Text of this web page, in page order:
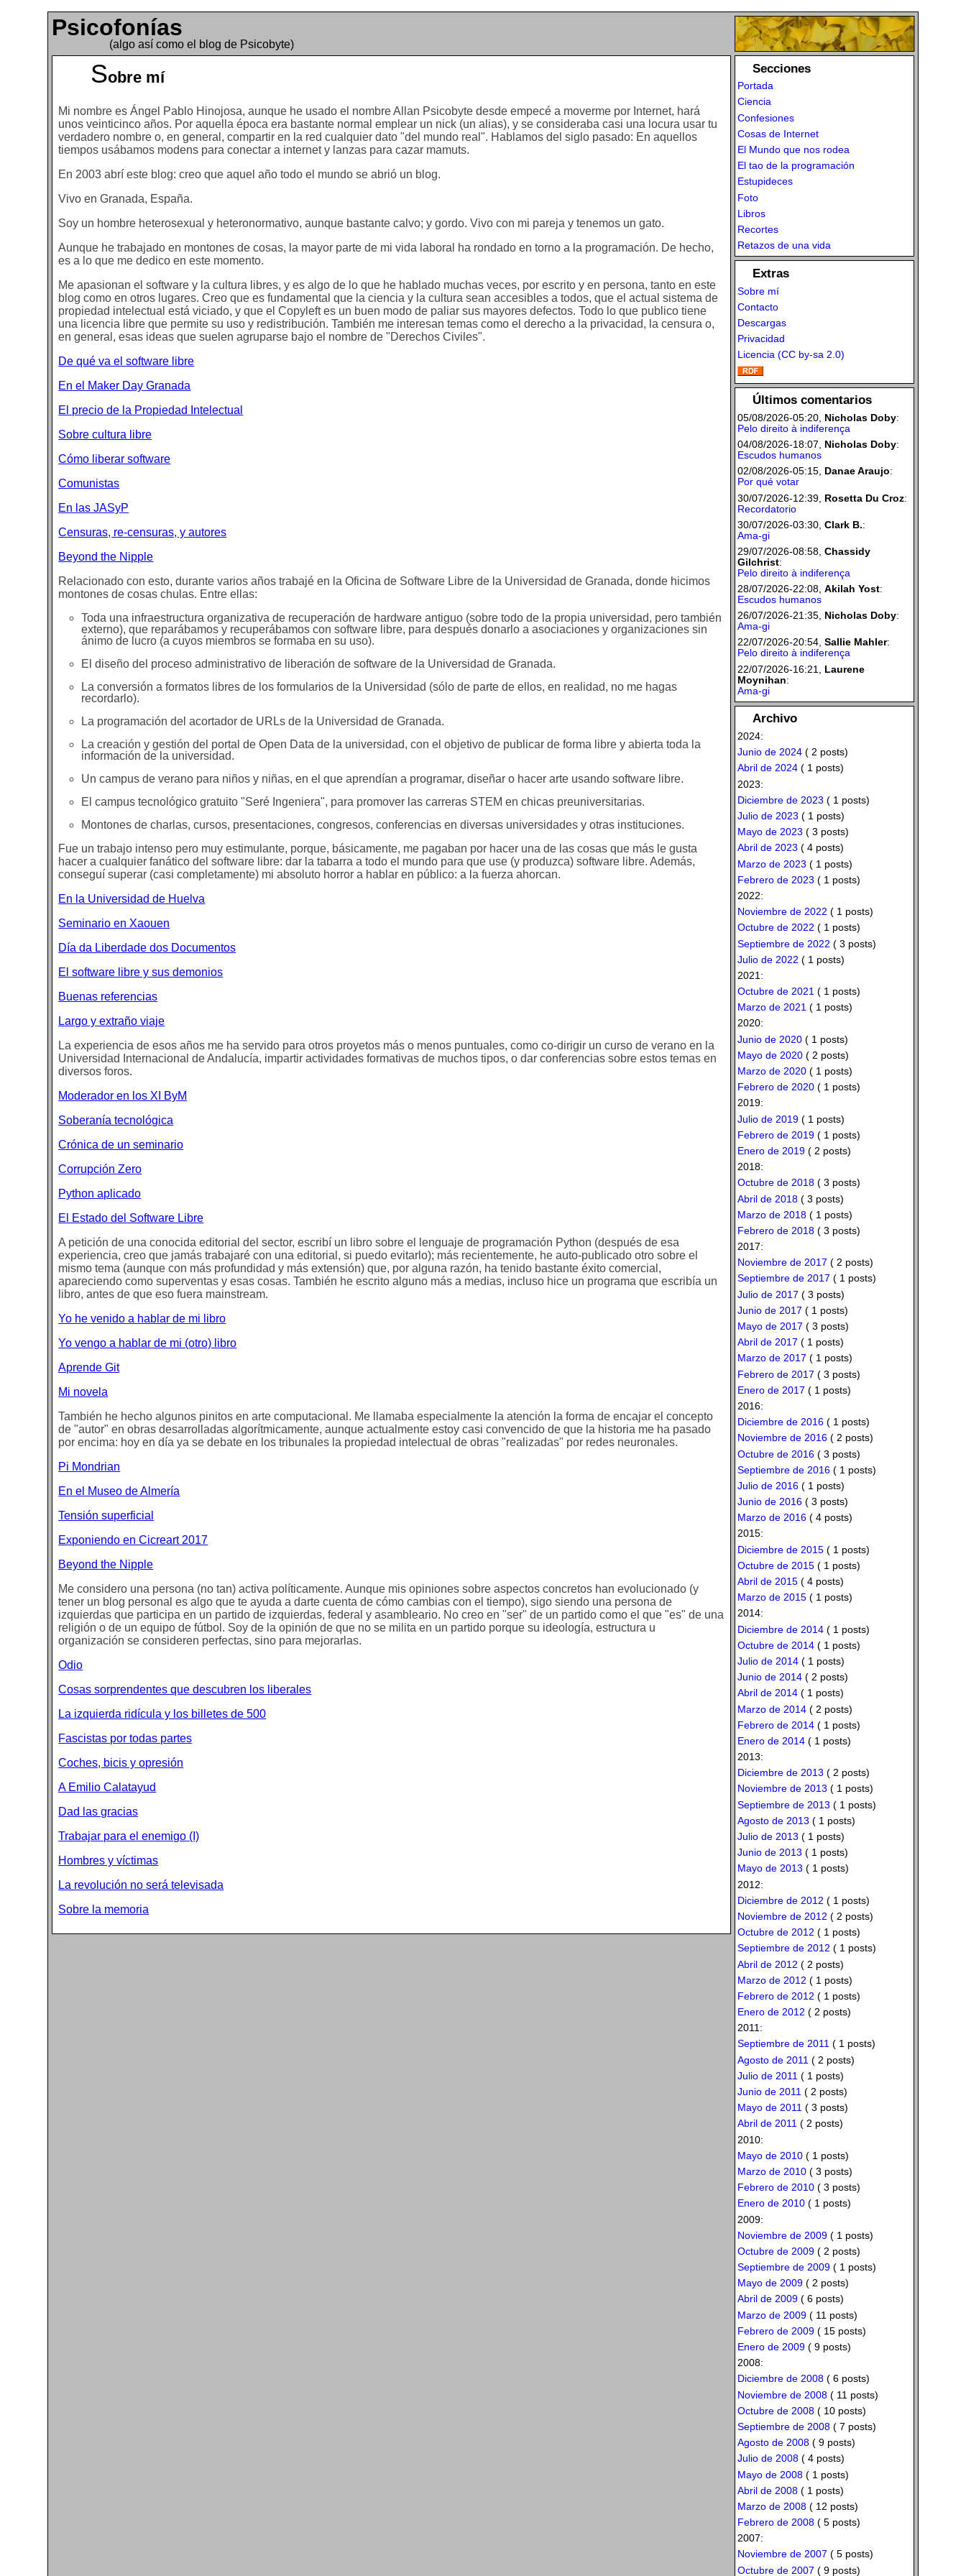
Psicofonías
(algo así como el blog de Psicobyte)
Sobre mí
Mi nombre es Ángel Pablo Hinojosa, aunque he usado el nombre Allan Psicobyte desde empecé a moverme por Internet, hará
unos veinticinco años. Por aquella época era bastante normal emplear un nick (un alias), y se consideraba casi una locura usar tu
verdadero nombre o, en general, compartir en la red cualquier dato "del mundo real". Hablamos del siglo pasado: En aquellos
tiempos usábamos modens para conectar a internet y lanzas para cazar mamuts.
En 2003 abrí este blog: creo que aquel año todo el mundo se abrió un blog.
Vivo en Granada, España.
Soy un hombre heterosexual y heteronormativo, aunque bastante calvo; y gordo. Vivo con mi pareja y tenemos un gato.
Aunque he trabajado en montones de cosas, la mayor parte de mi vida laboral ha rondado en torno a la programación. De hecho,
es a lo que me dedico en este momento.
Me apasionan el software y la cultura libres, y es algo de lo que he hablado muchas veces, por escrito y en persona, tanto en este
blog como en otros lugares. Creo que es fundamental que la ciencia y la cultura sean accesibles a todos, que el actual sistema de
propiedad intelectual está viciado, y que el Copyleft es un buen modo de paliar sus mayores defectos. Todo lo que publico tiene
una licencia libre que permite su uso y redistribución. También me interesan temas como el derecho a la privacidad, la censura o,
en general, esas ideas que suelen agruparse bajo el nombre de "Derechos Civiles".
De qué va el software libre
En el Maker Day Granada
El precio de la Propiedad Intelectual
Sobre cultura libre
Cómo liberar software
Comunistas
En las JASyP
Censuras, re-censuras, y autores
Beyond the Nipple
Relacionado con esto, durante varios años trabajé en la Oficina de Software Libre de la Universidad de Granada, donde hicimos
montones de cosas chulas. Entre ellas:
Toda una infraestructura organizativa de recuperación de hardware antiguo (sobre todo de la propia universidad, pero también
externo), que reparábamos y recuperábamos con software libre, para después donarlo a asociaciones y organizaciones sin
ánimo de lucro (a cuyos miembros se formaba en su uso).
El diseño del proceso administrativo de liberación de software de la Universidad de Granada.
La conversión a formatos libres de los formularios de la Universidad (sólo de parte de ellos, en realidad, no me hagas
recordarlo).
La programación del acortador de URLs de la Universidad de Granada.
La creación y gestión del portal de Open Data de la universidad, con el objetivo de publicar de forma libre y abierta toda la
información de la universidad.
Un campus de verano para niños y niñas, en el que aprendían a programar, diseñar o hacer arte usando software libre.
El campus tecnológico gratuito "Seré Ingeniera", para promover las carreras STEM en chicas preuniversitarias.
Montones de charlas, cursos, presentaciones, congresos, conferencias en diversas universidades y otras instituciones.
Fue un trabajo intenso pero muy estimulante, porque, básicamente, me pagaban por hacer una de las cosas que más le gusta
hacer a cualquier fanático del software libre: dar la tabarra a todo el mundo para que use (y produzca) software libre. Además,
conseguí superar (casi completamente) mi absoluto horror a hablar en público: a la fuerza ahorcan.
En la Universidad de Huelva
Seminario en Xaouen
Día da Liberdade dos Documentos
El software libre y sus demonios
Buenas referencias
Largo y extraño viaje
La experiencia de esos años me ha servido para otros proyetos más o menos puntuales, como co-dirigir un curso de verano en la
Universidad Internacional de Andalucía, impartir actividades formativas de muchos tipos, o dar conferencias sobre estos temas en
diversos foros.
Moderador en los XI ByM
Soberanía tecnológica
Crónica de un seminario
Corrupción Zero
Python aplicado
El Estado del Software Libre
A petición de una conocida editorial del sector, escribí un libro sobre el lenguaje de programación Python (después de esa
experiencia, creo que jamás trabajaré con una editorial, si puedo evitarlo); más recientemente, he auto-publicado otro sobre el
mismo tema (aunque con más profundidad y más extensión) que, por alguna razón, ha tenido bastante éxito comercial,
apareciendo como superventas y esas cosas. También he escrito alguno más a medias, incluso hice un programa que escribía un
libro, antes de que eso fuera mainstream.
Yo he venido a hablar de mi libro
Yo vengo a hablar de mi (otro) libro
Aprende Git
Mi novela
También he hecho algunos pinitos en arte computacional. Me llamaba especialmente la atención la forma de encajar el concepto
de "autor" en obras desarrolladas algorítmicamente, aunque actualmente estoy casi convencido de que la historia me ha pasado
por encima: hoy en día ya se debate en los tribunales la propiedad intelectual de obras "realizadas" por redes neuronales.
Pi Mondrian
En el Museo de Almería
Tensión superficial
Exponiendo en Cicreart 2017
Beyond the Nipple
Me considero una persona (no tan) activa políticamente. Aunque mis opiniones sobre aspectos concretos han evolucionado (y
tener un blog personal es algo que te ayuda a darte cuenta de cómo cambias con el tiempo), sigo siendo una persona de
izquierdas que participa en un partido de izquierdas, federal y asambleario. No creo en "ser" de un partido como el que "es" de una
religión o de un equipo de fútbol. Soy de la opinión de que no se milita en un partido porque su ideología, estructura u
organización se consideren perfectas, sino para mejorarlas.
Odio
Cosas sorprendentes que descubren los liberales
La izquierda ridícula y los billetes de 500
Fascistas por todas partes
Coches, bicis y opresión
A Emilio Calatayud
Dad las gracias
Trabajar para el enemigo (I)
Hombres y víctimas
La revolución no será televisada
Sobre la memoria
Secciones
Portada
Ciencia
Confesiones
Cosas de Internet
El Mundo que nos rodea
El tao de la programación
Estupideces
Foto
Libros
Recortes
Retazos de una vida
Extras
Sobre mí
Contacto
Descargas
Privacidad
Licencia (CC by-sa 2.0)
Últimos comentarios
05/08/2026-05:20, Nicholas Doby:
Pelo direito à indiferença
04/08/2026-18:07, Nicholas Doby:
Escudos humanos
02/08/2026-05:15, Danae Araujo:
Por qué votar
30/07/2026-12:39, Rosetta Du Croz:
Recordatorio
30/07/2026-03:30, Clark B.:
Ama-gi
29/07/2026-08:58, Chassidy
Gilchrist:
Pelo direito à indiferença
28/07/2026-22:08, Akilah Yost:
Escudos humanos
26/07/2026-21:35, Nicholas Doby:
Ama-gi
22/07/2026-20:54, Sallie Mahler:
Pelo direito à indiferença
22/07/2026-16:21, Laurene
Moynihan:
Ama-gi
Archivo
2024:
Junio de 2024( 2 posts)
Abril de 2024( 1 posts)
2023:
Diciembre de 2023 ( 1 posts)
Julio de 2023 ( 1 posts)
Mayo de 2023 ( 3 posts)
Abril de 2023 ( 4 posts)
Marzo de 2023 ( 1 posts)
Febrero de 2023 ( 1 posts)
2022:
Noviembre de 2022 ( 1 posts)
Octubre de 2022 ( 1 posts)
Septiembre de 2022 ( 3 posts)
Julio de 2022 ( 1 posts)
2021:
Octubre de 2021 ( 1 posts)
Marzo de 2021( 1 posts)
2020:
Junio de 2020( 1 posts)
Mayo de 2020( 2 posts)
Marzo de 2020( 1 posts)
Febrero de 2020( 1 posts)
2019:
Julio de 2019( 1 posts)
Febrero de 2019( 1 posts)
Enero de 2019( 2 posts)
2018:
Octubre de 2018( 3 posts)
Abril de 2018( 3 posts)
Marzo de 2018( 1 posts)
Febrero de 2018( 3 posts)
2017:
Noviembre de 2017 ( 2 posts)
Septiembre de 2017 ( 1 posts)
Julio de 2017 ( 3 posts)
Junio de 2017 ( 1 posts)
Mayo de 2017 ( 3 posts)
Abril de 2017 ( 1 posts)
Marzo de 2017 ( 1 posts)
Febrero de 2017 ( 3 posts)
Enero de 2017 ( 1 posts)
2016:
Diciembre de 2016( 1 posts)
Noviembre de 2016( 2 posts)
Octubre de 2016( 3 posts)
Septiembre de 2016( 1 posts)
Julio de 2016( 1 posts)
Junio de 2016( 3 posts)
Marzo de 2016( 4 posts)
2015:
Diciembre de 2015( 1 posts)
Octubre de 2015( 1 posts)
Abril de 2015( 4 posts)
Marzo de 2015( 1 posts)
2014:
Diciembre de 2014( 1 posts)
Octubre de 2014( 1 posts)
Julio de 2014( 1 posts)
Junio de 2014( 2 posts)
Abril de 2014( 1 posts)
Marzo de 2014( 2 posts)
Febrero de 2014( 1 posts)
Enero de 2014( 1 posts)
2013:
Diciembre de 2013 ( 2 posts)
Noviembre de 2013 ( 1 posts)
Septiembre de 2013 ( 1 posts)
Agosto de 2013 ( 1 posts)
Julio de 2013 ( 1 posts)
Junio de 2013 ( 1 posts)
Mayo de 2013 ( 1 posts)
2012:
Diciembre de 2012 ( 1 posts)
Noviembre de 2012 ( 2 posts)
Octubre de 2012 ( 1 posts)
Septiembre de 2012 ( 1 posts)
Abril de 2012 ( 2 posts)
Marzo de 2012 ( 1 posts)
Febrero de 2012 ( 1 posts)
Enero de 2012 ( 2 posts)
2011:
Septiembre de 2011( 1 posts)
Agosto de 2011 ( 2 posts)
Julio de 2011 ( 1 posts)
Junio de 2011 ( 2 posts)
Mayo de 2011 ( 3 posts)
Abril de 2011( 2 posts)
2010:
Mayo de 2010( 1 posts)
Marzo de 2010( 3 posts)
Febrero de 2010( 3 posts)
Enero de 2010( 1 posts)
2009:
Noviembre de 2009( 1 posts)
Octubre de 2009( 2 posts)
Septiembre de 2009( 1 posts)
Mayo de 2009( 2 posts)
Abril de 2009( 6 posts)
Marzo de 2009( 11 posts)
Febrero de 2009( 15 posts)
Enero de 2009( 9 posts)
2008:
Diciembre de 2008( 6 posts)
Noviembre de 2008( 11 posts)
Octubre de 2008( 10 posts)
Septiembre de 2008( 7 posts)
Agosto de 2008( 9 posts)
Julio de 2008( 4 posts)
Mayo de 2008( 1 posts)
Abril de 2008( 1 posts)
Marzo de 2008( 12 posts)
Febrero de 2008( 5 posts)
2007:
Noviembre de 2007 ( 5 posts)
Octubre de 2007 ( 9 posts)